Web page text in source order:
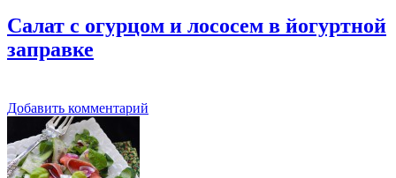
Салат с огурцом и лососем в йогуртной
заправке
Добавить комментарий